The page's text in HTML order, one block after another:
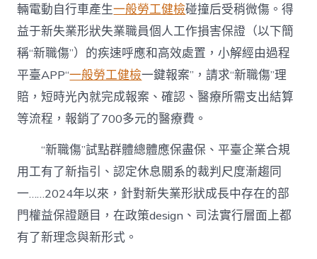
權
益
保
證
去
台
北
秀
檢
有
了
新
理
念
輛電動自行車產生一般勞工健檢碰撞后受稍微傷。得
益于新失業形狀失業職員個人工作損害保證（以下簡
稱“新職傷”）的疾速呼應和高效處置，小解經由過程
平臺APP“一般勞工健檢一鍵報案”，請求“新職傷”理
賠，短時光內就完成報案、確認、醫療所需支出結算
等流程，報銷了700多元的醫療費。
“新職傷”試點群體總體應保盡保、平臺企業合規
用工有了新指引、認定休息關系的裁判尺度漸趨同
一……2024年以來，針對新失業形狀成長中存在的部
門權益保證題目，在政策design、司法實行層面上都
有了新理念與新形式。